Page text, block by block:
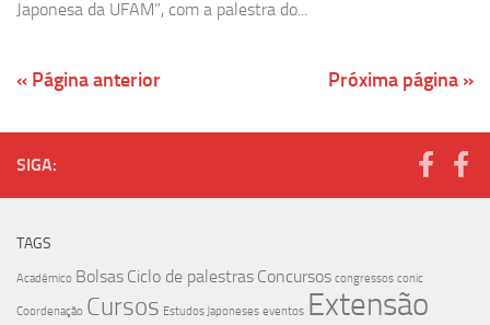
Japonesa da UFAM”, com a palestra do...
« Página anterior Próxima página »
SIGA:
TAGS
Acadêmico Bolsas Ciclo de palestras Concursos congressos conic
Coordenação Cursos Estudos Japoneses eventos Extensão